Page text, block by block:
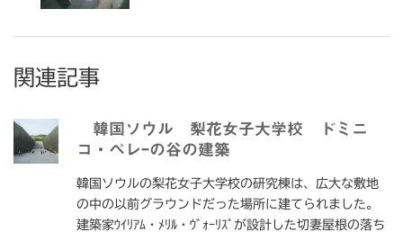
関連記事
韓国ソウル 梨花女子大学校 ドミニ
コ・ペレｰの谷の建築
韓国ソウルの梨花女子大学校の研究棟は、広大な敷地
の中の以前グラウンドだった場所に建てられました。
建築家ｳｲﾘｱﾑ・ﾒﾘﾙ・ｳﾞｫｰﾘｽﾞが設計した切妻屋根の落ち